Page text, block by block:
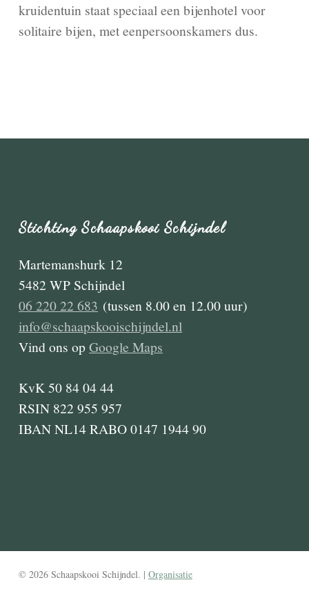
kruidentuin staat speciaal een bijenhotel voor
solitaire bijen, met eenpersoonskamers dus.
Stichting Schaapskooi Schijndel
Martemanshurk 12
5482 WP Schijndel
06 220 22 683 (tussen 8.00 en 12.00 uur)
info@schaapskooischijndel.nl
Vind ons opGoogle Maps
KvK 50 84 04 44
RSIN 822 955 957
IBAN NL14 RABO 0147 1944 90
© 2026 Schaapskooi Schijndel. | Organisatie